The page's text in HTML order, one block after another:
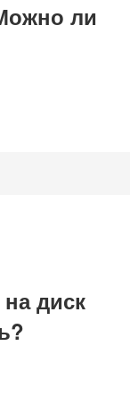
ли
диск